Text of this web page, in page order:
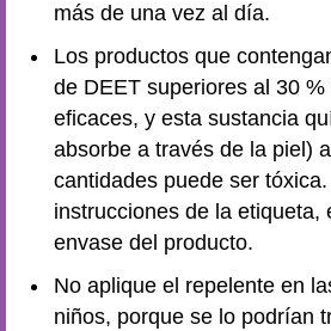
más de una vez al día.
Los productos que
de DEET superiores al 30
eficaces, y esta sustancia
absorbe a través de la piel)
cantidades puede ser
instrucciones de la etiqueta,
envase del producto.
No aplique el repelente en
niños, porque se lo podrían